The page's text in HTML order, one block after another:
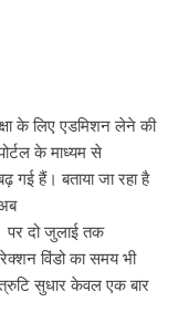
के लिए एडमिशन लेने की
के माध्यम से
गई हैं। बताया जा रहा है
पर दो जुलाई तक
विंडो का समय भी
त्रुटि सुधार केवल एक बार